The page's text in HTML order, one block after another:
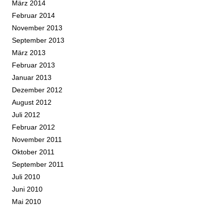
März 2014
Februar 2014
November 2013
September 2013
März 2013
Februar 2013
Januar 2013
Dezember 2012
August 2012
Juli 2012
Februar 2012
November 2011
Oktober 2011
September 2011
Juli 2010
Juni 2010
Mai 2010